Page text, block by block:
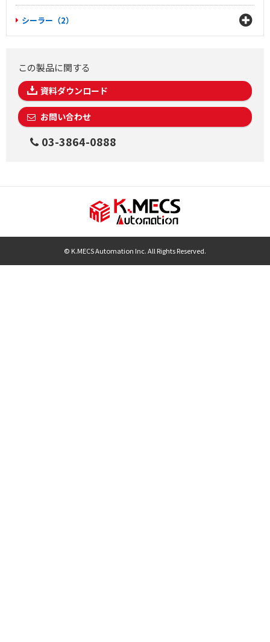
シーラー（2）
この製品に関する
資料ダウンロード
お問い合わせ
03-3864-0888
© K.MECS Automation Inc. All Rights Reserved.